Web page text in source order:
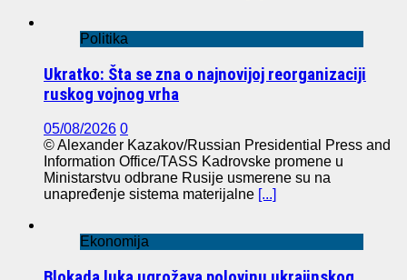
Politika
Ukratko: Šta se zna o najnovijoj reorganizaciji
ruskog vojnog vrha
05/08/2026 0
© Alexander Kazakov/Russian Presidential Press and
Information Office/TASS Kadrovske promene u
Ministarstvu odbrane Rusije usmerene su na
unapređenje sistema materijalne [...]
Ekonomija